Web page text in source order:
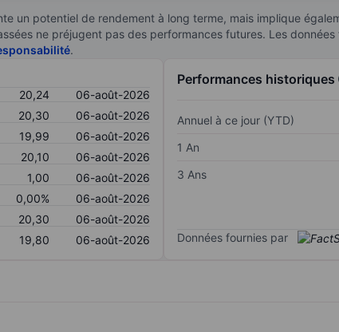
un potentiel de rendement à long terme, mais implique
ne préjugent pas des performances futures. Les données
.
20,24
06-août-2026
20,30
06-août-2026
19,99
06-août-2026
20,10
06-août-2026
1,00
06-août-2026
0,00%
06-août-2026
20,30
06-août-2026
19,80 06-août-2026
Performances historiques
Annuel à ce jour (YTD)
1 An
3 Ans
Données fournies par